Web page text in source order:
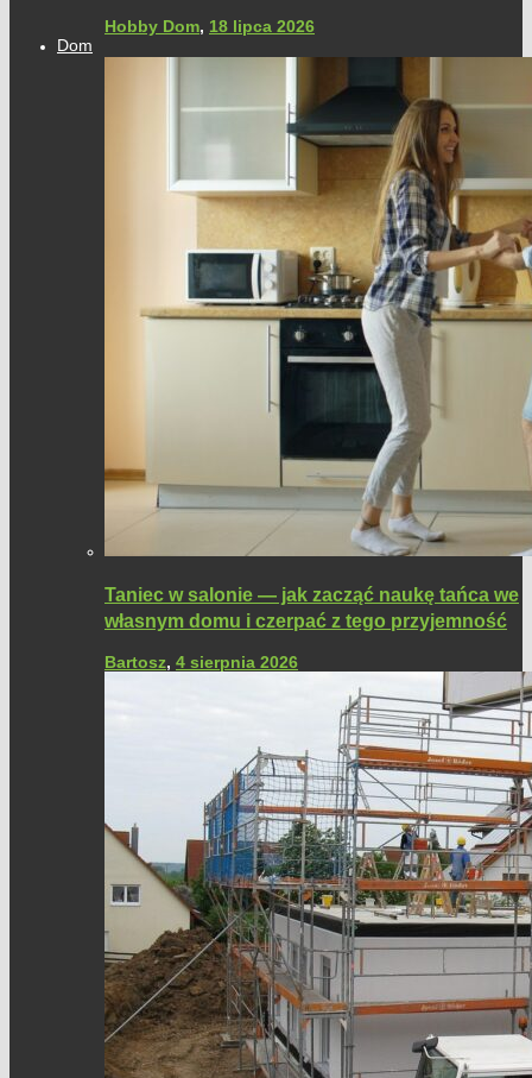
Hobby Dom, 18 lipca 2026
Dom
Taniec w salonie — jak zacząć naukę tańca we
własnym domu i czerpać z tego przyjemność
Bartosz, 4 sierpnia 2026